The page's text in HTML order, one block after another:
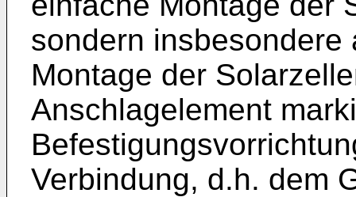
sondern
Montage der
Anschlagelement
Verbindung, d.h. dem